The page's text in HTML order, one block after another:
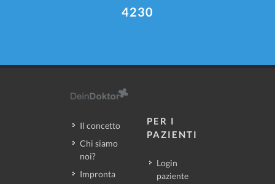
4230
Il concetto
Chi siamo
noi?
Impronta
PER I
PAZIENTI
Login
paziente